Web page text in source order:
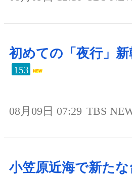
初めての「夜行」
153
08月09日 07:29 TBS
小笠原近海で新た